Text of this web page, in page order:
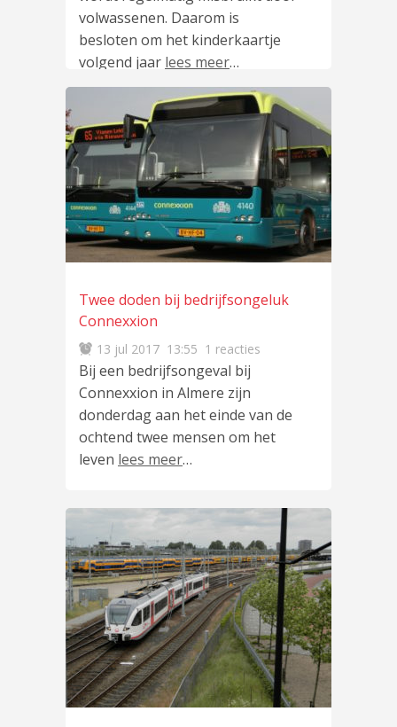
volwassenen. Daarom is
besloten om het kinderkaartje
volgend jaar lees meer…
Twee doden bij bedrijfsongeluk
Connexxion
13 jul 2017 13:55 1 reacties
Bij een bedrijfsongeval bij
Connexxion in Almere zijn
donderdag aan het einde van de
ochtend twee mensen om het
leven lees meer…